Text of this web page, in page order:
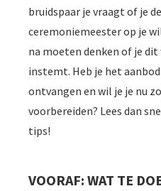
bruidspaar je vraagt of je
ceremoniemeester op je
na moeten denken of je
instemt. Heb je het
ontvangen en wil je je nu
voorbereiden? Lees dan
tips!
VOORAF: WAT TE